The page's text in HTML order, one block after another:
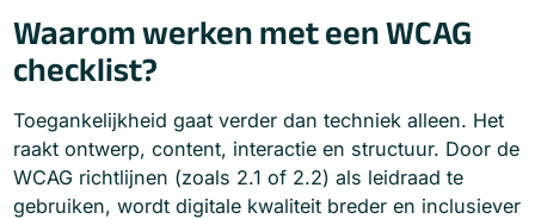
Waarom werken met een WCAG
checklist?
Toegankelijkheid gaat verder dan techniek alleen. Het
raakt ontwerp, content, interactie en structuur. Door de
WCAG richtlijnen (zoals 2.1 of 2.2) als leidraad te
gebruiken, wordt digitale kwaliteit breder en inclusiever